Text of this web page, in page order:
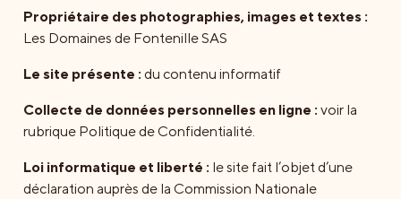
Propriétaire des photographies, images et textes :
Les Domaines de Fontenille SAS
Le site présente : du contenu informatif
Collecte de données personnelles en ligne : voir la
rubrique Politique de Confidentialité.
Loi informatique et liberté : le site fait l’objet d’une
déclaration auprès de la Commission Nationale